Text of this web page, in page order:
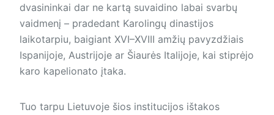
dvasininkai dar ne kartą suvaidino labai svarbų
vaidmenį – pradedant Karolingų dinastijos
laikotarpiu, baigiant XVI–XVIII amžių pavyzdžiais
Ispanijoje, Austrijoje ar Šiaurės Italijoje, kai stiprėjo
karo kapelionato įtaka.
Tuo tarpu Lietuvoje šios institucijos ištakos